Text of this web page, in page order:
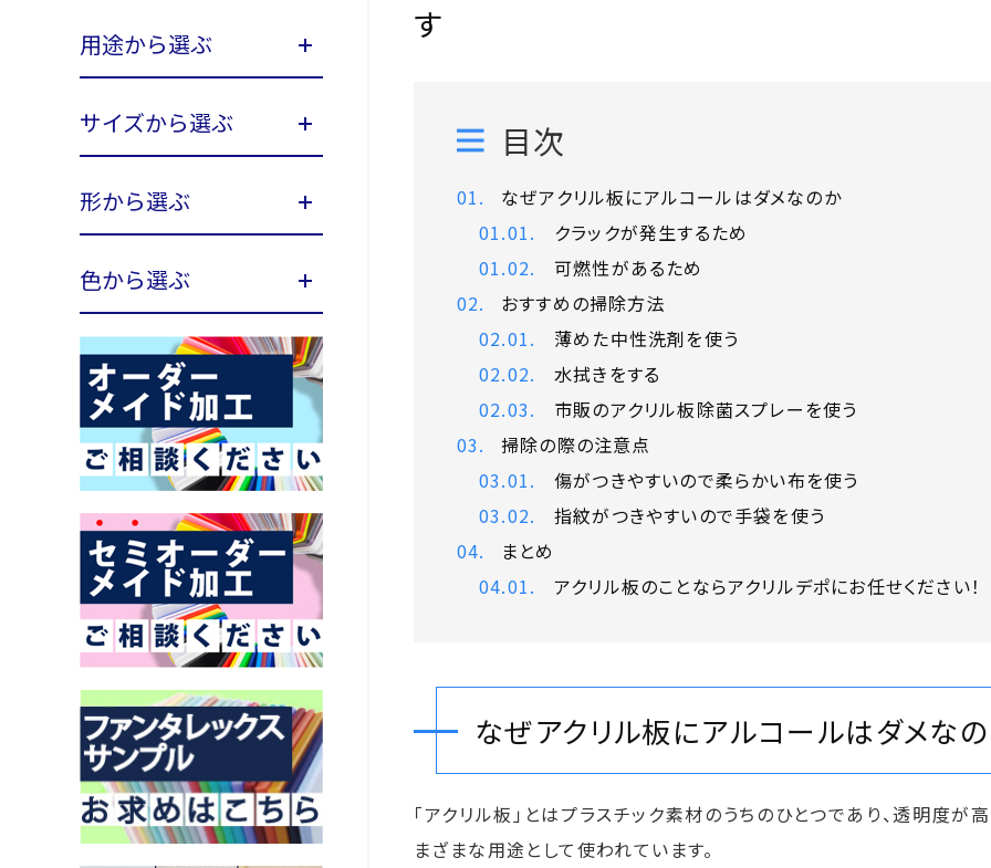
用途から選ぶ
サイズから選ぶ
形から選ぶ
色から選ぶ
す
目次
なぜアクリル板にアルコールはダメなのか
クラックが発生するため
可燃性があるため
おすすめの掃除方法
薄めた中性洗剤を使う
水拭きをする
市販のアクリル板除菌スプレーを使う
掃除の際の注意点
傷がつきやすいので柔らかい布を使う
指紋がつきやすいので手袋を使う
まとめ
アクリル板のことならアクリルデポにお任せください！
なぜアクリル板にアルコールはダメな
「アクリル板」とはプラスチック素材のうちのひとつであり、透明度が
まざまな用途として使われています。